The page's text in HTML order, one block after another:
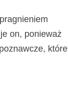
on, ponieważ
które